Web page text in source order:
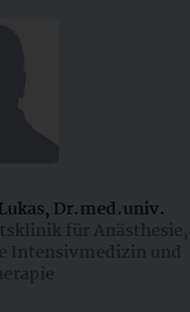
Dr.med.univ.
für Anästhesie,
Intensivmedizin und